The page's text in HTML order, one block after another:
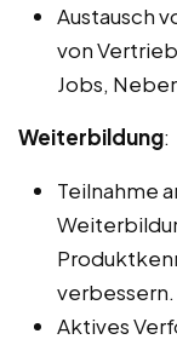
Austausch
von
Jobs,
Weiterbildung:
Teilnahme
verbessern.
Aktives